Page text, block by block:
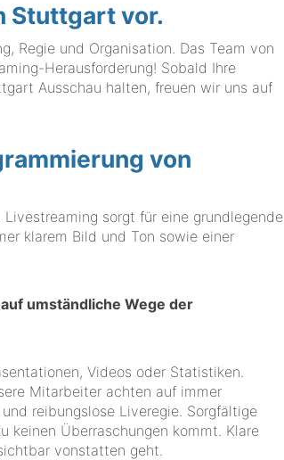
Stuttgart vor.
Regie und Organisation. Das Team von
Herausforderung! Sobald Ihre
Ausschau halten, freuen wir uns auf
von
sorgt für eine grundlegende
klarem Bild und Ton sowie einer
umständliche Wege der
Videos oder Statistiken.
Mitarbeiter achten auf immer
reibungslose Liveregie. Sorgfältige
keinen Überraschungen kommt. Klare
vonstatten geht.